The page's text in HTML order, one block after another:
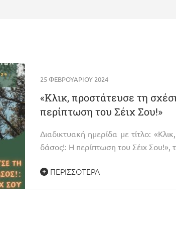
25 ΦΕΒΡΟΥΑΡΊΟΥ 2024
«Κλικ, προστάτευσε τη
περίπτωση του Σέιχ Σου!»
Διαδικτυακή ημερίδα με τίτλο:
δάσος!: Η περίπτωση του Σέιχ Σου!»,
ΠΕΡΙΣΣΌΤΕΡΑ